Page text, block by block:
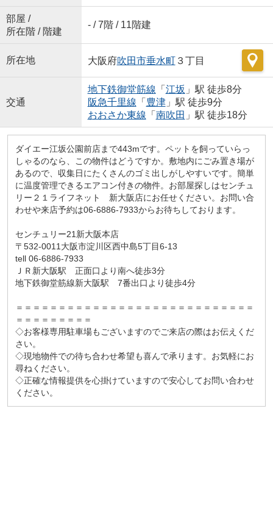
部屋 /
所在階 / 階建
- / 7階 / 11階建
所在地 大阪府吹田市垂水町３丁目
交通
地下鉄御堂筋線 「 江坂 」駅 徒歩8分
阪急千里線 「 豊津」駅 徒歩9分
おおさか東線 「 南吹田 」駅 徒歩18分
ダイエー江坂公園前店まで443mです。ペットを飼っていらっ
しゃるのなら、この物件はどうですか。敷地内にごみ置き場が
あるので、収集日にたくさんのゴミ出しがしやすいです。簡単
に温度管理できるエアコン付きの物件。お部屋探しはセンチュ
リー２１ライフネット 新大阪店にお任せください。お問い合
わせや来店予約は06-6886-7933からお待ちしております。
センチュリー21新大阪本店
〒532-0011大阪市淀川区西中島5丁目6-13
tell 06-6886-7933
ＪＲ新大阪駅 正面口より南へ徒歩3分
地下鉄御堂筋線新大阪駅 7番出口より徒歩4分
＝＝＝＝＝＝＝＝＝＝＝＝＝＝＝＝＝＝＝＝＝＝＝＝＝＝＝＝
＝＝＝＝＝＝＝＝＝
◇お客様専用駐車場もございますのでご来店の際はお伝えくだ
さい。
◇現地物件での待ち合わせ希望も喜んで承ります。お気軽にお
尋ねください。
◇正確な情報提供を心掛けていますので安心してお問い合わせ
ください。